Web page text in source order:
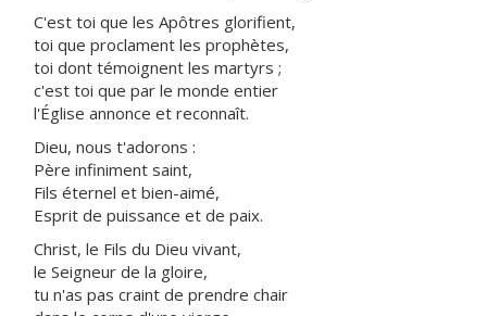
C'est toi que les Apôtres glorifient,
toi que proclament les prophètes,
toi dont témoignent les martyrs ;
c'est toi que par le monde entier
l'Église annonce et reconnaît.
Dieu, nous t'adorons :
Père infiniment saint,
Fils éternel et bien-aimé,
Esprit de puissance et de paix.
Christ, le Fils du Dieu vivant,
le Seigneur de la gloire,
tu n'as pas craint de prendre chair